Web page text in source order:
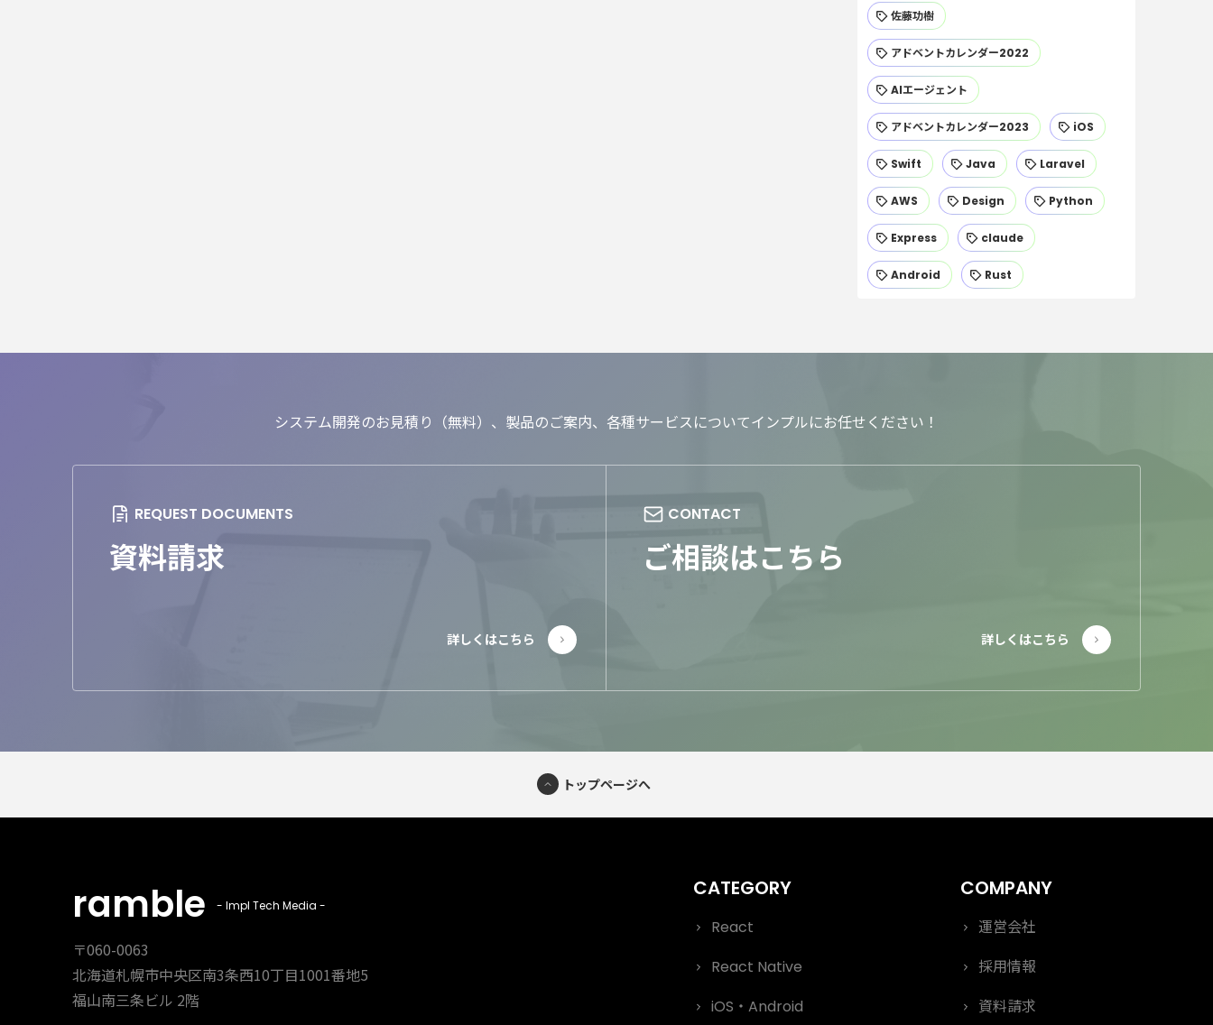
佐藤功樹
アドベントカレンダー2022
AIエージェント
アドベントカレンダー2023 iOS
Swift Java Laravel
AWS Design Python
Express claude
Android Rust
システム開発のお見積り（無料）、製品のご案内、各種サービスについてインプルにお任せください！
資料請求 ご相談はこちら
トップページへ
ramble - Impl Tech Media -
〒060-0063
北海道札幌市中央区南3条西10丁目1001番地5
福山南三条ビル 2階
React
React Native
iOS・Android
運営会社
採用情報
資料請求